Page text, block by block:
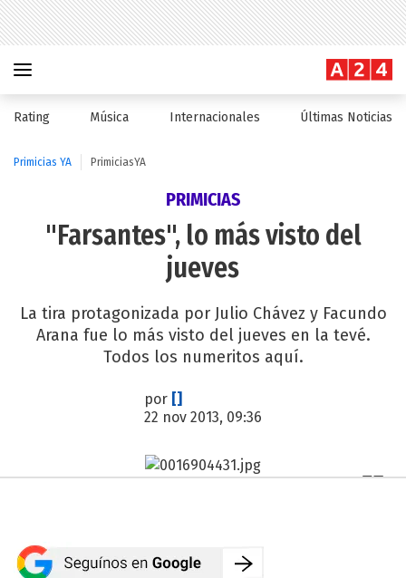
Rating Música Internacionales Últimas Noticias
Primicias YA PrimiciasYA
PRIMICIAS
"Farsantes", lo más visto del
jueves
La tira protagonizada por Julio Chávez y Facundo
Arana fue lo más visto del jueves en la tevé.
Todos los numeritos aquí.
por []
22 nov 2013, 09:36